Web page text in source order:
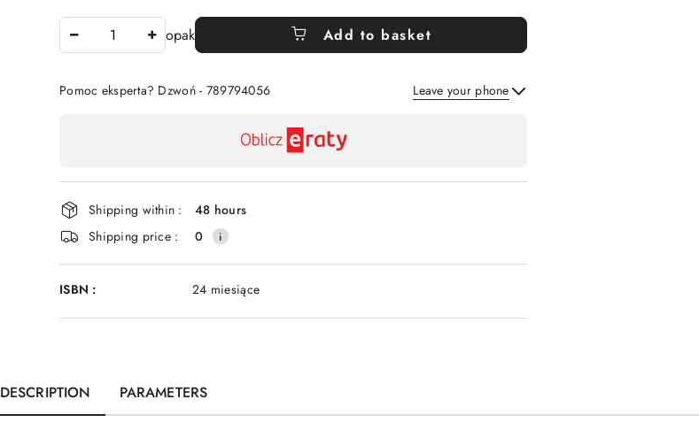
Amount
opak Add to basket
Pomoc eksperta? Dzwoń - 789794056 Leave your phone
and
delivery
Shipping within :
48 hours
Shipping price :
0
ISBN : 24 miesiące
DESCRIPTION PARAMETERS